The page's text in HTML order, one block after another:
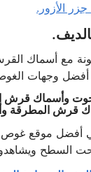
الأزور.
مع أسماك
أفضل وجهات
وأسماك قرش
قرش المطرقة
أفضل موقع
تحت السطح